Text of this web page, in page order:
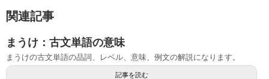
関連記事
まうけ：古文単語の意味
まうけの古文単語の品詞、レベル、意味、例文の解説になります。
記事を読む